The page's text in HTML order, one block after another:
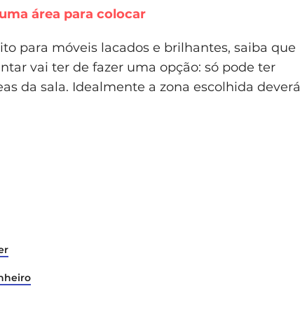
área para colocar
para móveis lacados e brilhantes, saiba que
vai ter de fazer uma opção: só pode ter
da sala. Idealmente a zona escolhida deverá